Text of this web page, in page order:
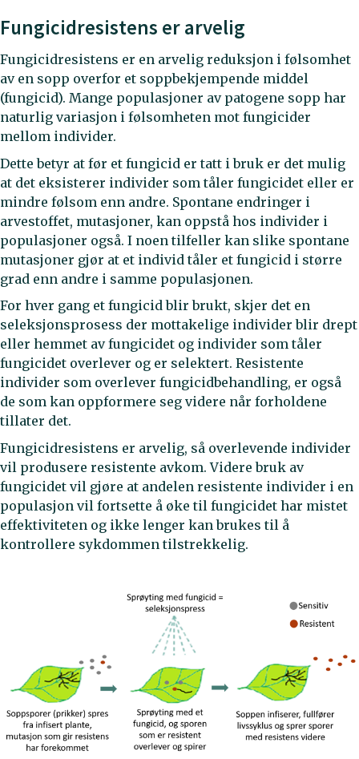
Fungicidresistens er arvelig
Fungicidresistens er en arvelig reduksjon i følsomhet
av en sopp overfor et soppbekjempende middel
(fungicid). Mange populasjoner av patogene sopp har
naturlig variasjon i følsomheten mot fungicider
mellom individer.
Dette betyr at før et fungicid er tatt i bruk er det mulig
at det eksisterer individer som tåler fungicidet eller er
mindre følsom enn andre. Spontane endringer i
arvestoffet, mutasjoner, kan oppstå hos individer i
populasjoner også. I noen tilfeller kan slike spontane
mutasjoner gjør at et individ tåler et fungicid i større
grad enn andre i samme populasjonen.
For hver gang et fungicid blir brukt, skjer det en
seleksjonsprosess der mottakelige individer blir drept
eller hemmet av fungicidet og individer som tåler
fungicidet overlever og er selektert. Resistente
individer som overlever fungicidbehandling, er også
de som kan oppformere seg videre når forholdene
tillater det.
Fungicidresistens er arvelig, så overlevende individer
vil produsere resistente avkom. Videre bruk av
fungicidet vil gjøre at andelen resistente individer i en
populasjon vil fortsette å øke til fungicidet har mistet
effektiviteten og ikke lenger kan brukes til å
kontrollere sykdommen tilstrekkelig.